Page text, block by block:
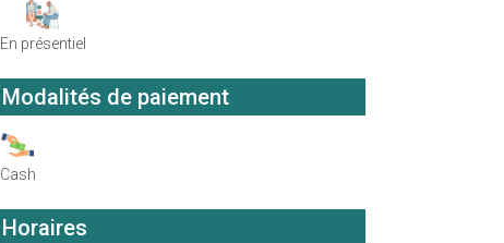
En présentiel
Modalités de paiement
Cash
Horaires